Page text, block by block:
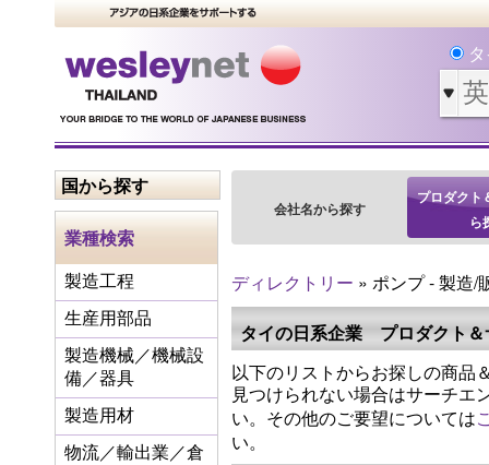
国から探す
業種検索
製造工程
生産用部品
製造機械／機械設
備／器具
製造用材
物流／輸出業／倉
会社名から探す
プロダクト
ら
ディレクトリー » ポンプ - 製造/
タイの日系企業 プロダクト＆
以下のリストからお探しの商品
見つけられない場合はサーチエ
い。その他のご要望については
い。